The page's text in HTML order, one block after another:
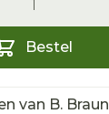
Bestel
van B. Braun